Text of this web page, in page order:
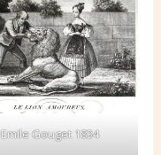
Emile Gouget 1834